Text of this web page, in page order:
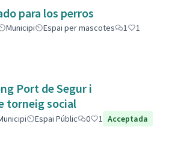
para los perros
Municipi Espai per mascotes 1
1
Port de Segur i
torneig social
Espai Públic 0 1 Acceptada